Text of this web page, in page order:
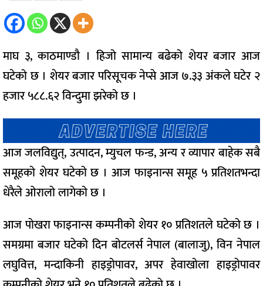
माघ ३, काठमाण्डौ । हिजो सामान्य बढेको शेयर बजार आज
घटेको छ । शेयर बजार परिसूचक नेप्से आज ७.३३ अंकले घटेर २
हजार ५८८.६२ विन्दुमा झरेको छ ।
आज जलविद्युत्, उत्पादन, म्युचल फन्ड, अन्य र व्यापार बाहेक सबै
समूहको शेयर घटेको छ । आज फाइनान्स समूह ५ प्रतिशतभन्दा
धेरैले ओरालो लागेको छ ।
आज पोखरा फाइनान्स कम्पनीको शेयर १० प्रतिशतले घटेको छ ।
समग्रमा बजार घटेको दिन बोटलर्स नेपाल (बालाजु), विन नेपाल
लघुवित्त, मन्दाकिनी हाइड्रोपावर, अपर हेवाखोला हाइड्रोपावर